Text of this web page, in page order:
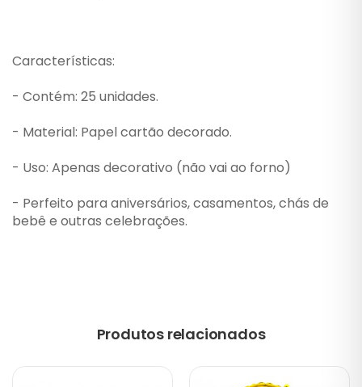
Características:
- Contém: 25 unidades.
- Material: Papel cartão decorado.
- Uso: Apenas decorativo (não vai ao forno)
- Perfeito para aniversários, casamentos, chás de
bebê e outras celebrações.
Produtos relacionados